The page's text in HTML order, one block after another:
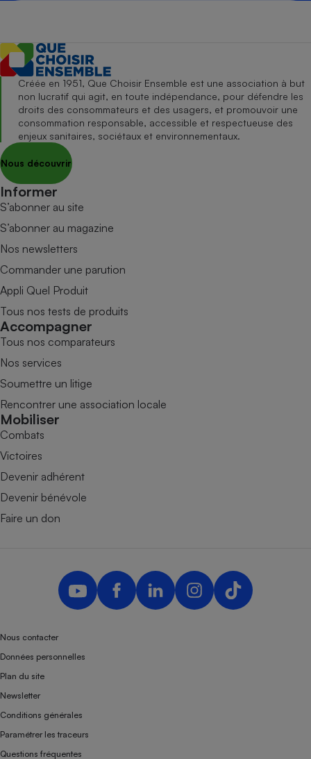
Créée en 1951, Que Choisir Ensemble est une association à but
non lucratif qui agit, en toute indépendance, pour défendre les
droits des consommateurs et des usagers, et promouvoir une
consommation responsable, accessible et respectueuse des
enjeux sanitaires, sociétaux et environnementaux.
Nous découvrir
Informer
S’abonner au site
S’abonner au magazine
Nos newsletters
Commander une parution
Appli Quel Produit
Tous nos tests de produits
Accompagner
Tous nos comparateurs
Nos services
Soumettre un litige
Rencontrer une association locale
Mobiliser
Combats
Victoires
Devenir adhérent
Devenir bénévole
Faire un don
Nous contacter
Données personnelles
Plan du site
Newsletter
Conditions générales
Paramétrer les traceurs
Questions fréquentes